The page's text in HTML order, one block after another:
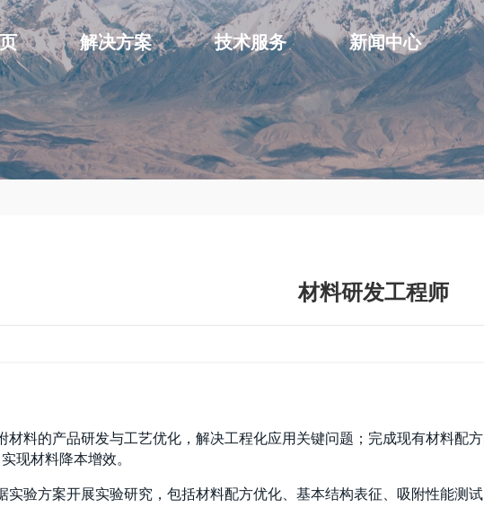
解决方案 技术服务 新闻中心
材料研发工程师
材料的产品研发与工艺优化，解决工程化应用关键问题；完成现有材料配
现材料降本增效。
实验方案开展实验研究，包括材料配方优化、基本结构表征、吸附性能测